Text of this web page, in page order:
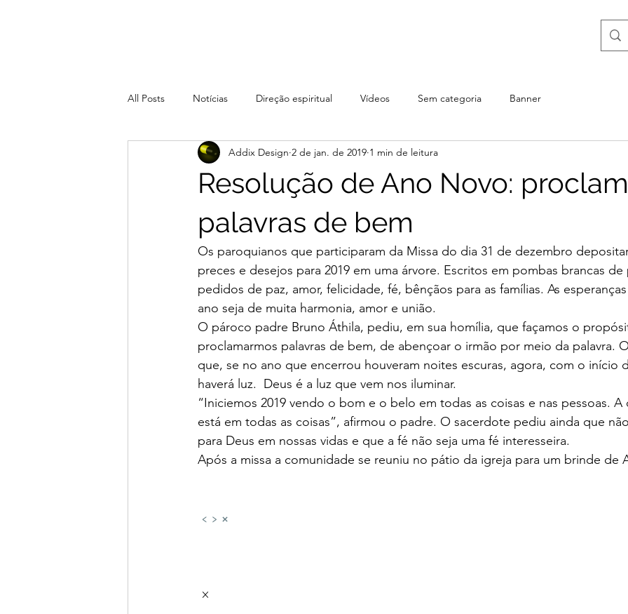
All Posts Notícias Direção espiritual Vídeos Sem categoria Banner
Resolução de Ano Novo:
palavras de bem
Addix Design 2 de jan. de 2019 1 min de leitura
Os paroquianos que participaram da Missa do dia 31 de dezembro
preces e desejos para 2019 em uma árvore. Escritos em pombas brancas de
pedidos de paz, amor, felicidade, fé, bênçãos para as famílias. As
ano seja de muita harmonia, amor e união.
O pároco padre Bruno Áthila, pediu, em sua homília, que façamos o
proclamarmos palavras de bem, de abençoar o irmão por meio da palavra.
que, se no ano que encerrou houveram noites escuras, agora, com o início
haverá luz.  Deus é a luz que vem nos iluminar.
“Iniciemos 2019 vendo o bom e o belo em todas as coisas e nas pessoas.
está em todas as coisas”, afirmou o padre. O sacerdote pediu ainda que
para Deus em nossas vidas e que a fé não seja uma fé interesseira.
Após a missa a comunidade se reuniu no pátio da igreja para um brinde de
‹ › ×
×